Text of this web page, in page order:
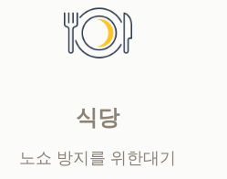
식당
노쇼 방지를 위한대기